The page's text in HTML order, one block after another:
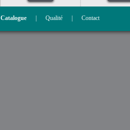
Catalogue Qualité Contact